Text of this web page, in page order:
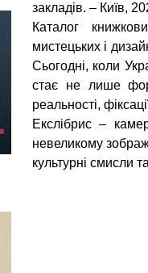
закладів. – Київ,
Каталог
мистецьких і
Сьогодні, коли
стає не лише
реальності,
Екслібрис –
невеликому
культурні смисли